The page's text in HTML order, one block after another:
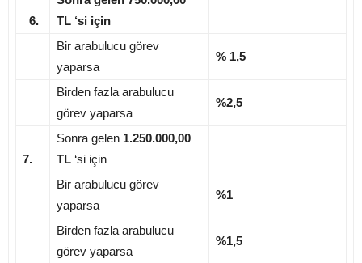
6.
TL ‘si için
Bir arabulucu görev
yaparsa
% 1,5
Birden fazla arabulucu
görev yaparsa
%2,5
7.
Sonra gelen 1.250.000,00
TL ‘si için
Bir arabulucu görev
yaparsa
%1
Birden fazla arabulucu
görev yaparsa
%1,5